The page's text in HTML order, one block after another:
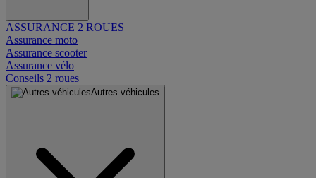
ASSURANCE 2 ROUES
Assurance moto
Assurance scooter
Assurance vélo
Conseils 2 roues
Autres véhicules